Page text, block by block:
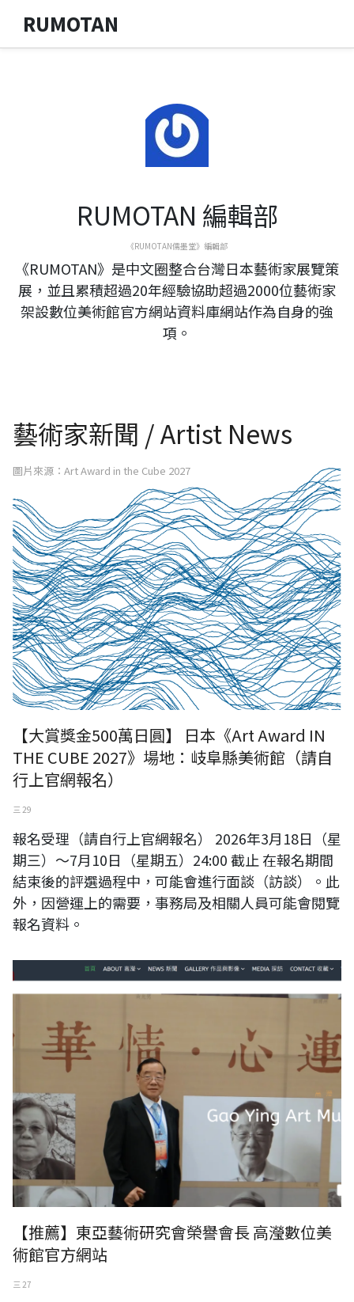
RUMOTAN
RUMOTAN 編輯部
《RUMOTAN儒墨堂》編輯部
《RUMOTAN》是中文圈整合台灣日本藝術家展覽策
展，並且累積超過20年經驗協助超過2000位藝術家
架設數位美術館官方網站資料庫網站作為自身的強
項。
藝術家新聞 / Artist News
圖片來源：Art Award in the Cube 2027
【大賞獎金500萬日圓】 日本《Art Award IN
THE CUBE 2027》場地：岐阜縣美術館（請自
行上官網報名）
三 29
報名受理（請自行上官網報名） 2026年3月18日（星
期三）～7月10日（星期五）24:00 截止 在報名期間
結束後的評選過程中，可能會進行面談（訪談）。此
外，因營運上的需要，事務局及相關人員可能會閱覽
報名資料。
【推薦】東亞藝術研究會榮譽會長 高瀅數位美
術館官方網站
三 27